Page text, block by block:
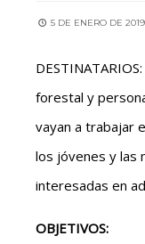
5 DE ENERO DE 2019
forestal y
vayan a trabajar
los jóvenes y las
interesadas en
OBJETIVOS: